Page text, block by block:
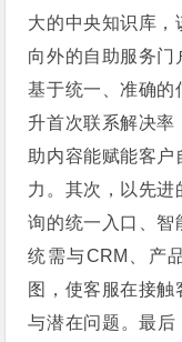
大的中央知识库，
向外的自助服务门
基于统一、准确的
升首次联系解决率
助内容能赋能客
力。其次，以先进
询的统一入口、智
统需与CRM、产
图，使客服在接
与潜在问题。最后